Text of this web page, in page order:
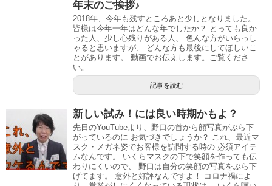
年末のご挨拶♪
2018年、今年も残すところあと少しとなりました。
皆様は今年一年はどんな年でしたか？ とっても良か
った人、少し心残りがある人、 色んな方がいらっし
ゃると思いますが、 どんな方も最後にしてほしいこ
とがあります。 動画でお伝えします。ご覧くださ
い。
記事を読む
新しい試み！には良い時期かもよ？
先日のYouTubeより、野口の首から顔写真がぶら下
がっているのに お気づきでしょうか？ これ、最近マ
スク・メガネ姿でお客様を訪問する時の 必須アイテ
ムなんです。 いくらマスクの下で笑顔を作っても伝
わりにくいので、 野口は自分の笑顔の写真をぶら下
げてます。 意外と好評なんですよ！ コロナ禍によ